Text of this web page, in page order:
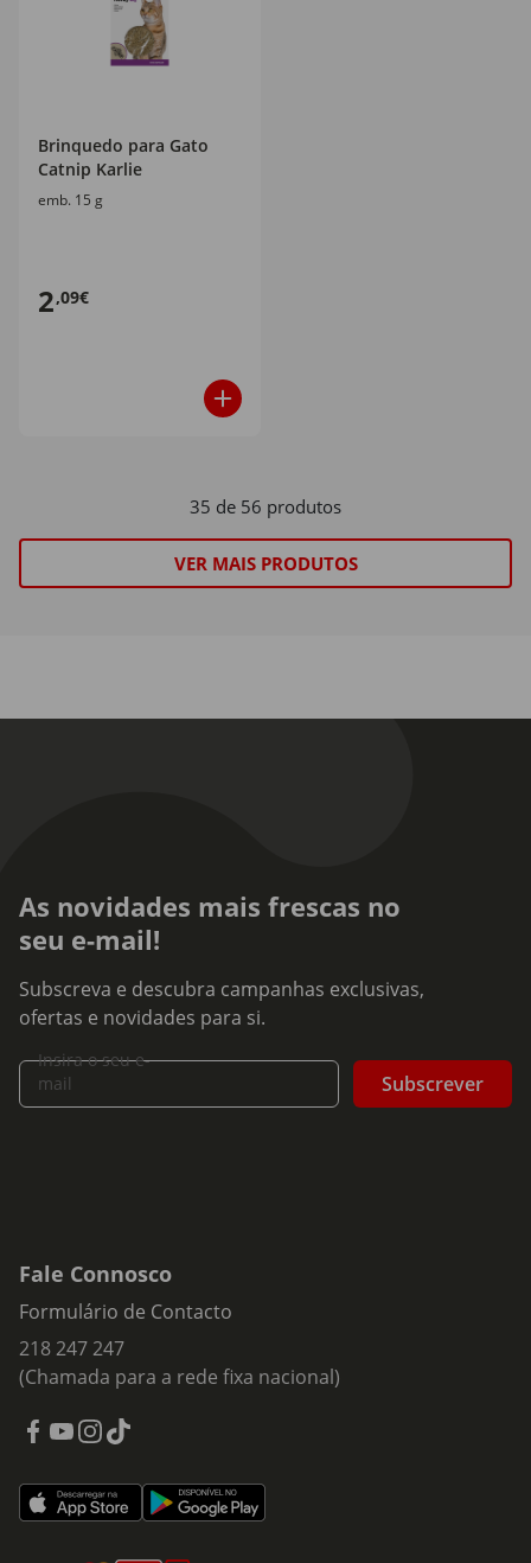
Brinquedo para Gato
Catnip Karlie
emb. 15 g
2,09€
35 de 56 produtos
VER MAIS PRODUTOS
As novidades mais frescas no
seu e-mail!
Subscreva e descubra campanhas exclusivas,
ofertas e novidades para si.
Insira o seu e-
mail
Subscrever
Fale Connosco
Formulário de Contacto
218 247 247
(Chamada para a rede fixa nacional)